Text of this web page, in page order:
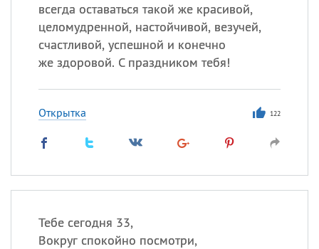
всегда оставаться такой же красивой,
целомудренной, настойчивой, везучей,
счастливой, успешной и конечно
же здоровой. С праздником тебя!
Открытка 122
Тебе сегодня 33,
Вокруг спокойно посмотри,